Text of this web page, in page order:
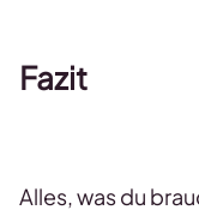
Fazit
Alles, was du